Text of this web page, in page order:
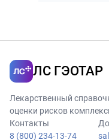
ЛС ГЭОТАР
Лекарственный
оценки рисков
Контакты
8 (800) 234-13-74